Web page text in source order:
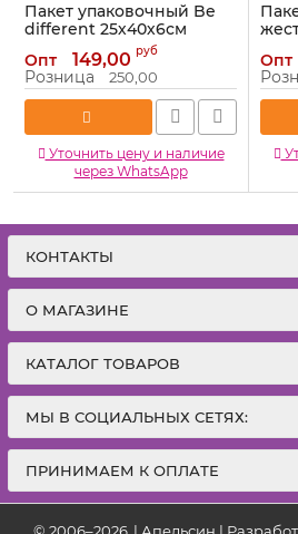
Пакет упаковочный Be
different 25х40х6см
Артикул: 5306612
Опт 149,00 руб
Розница 250,00
Уточнить цену и наличие
через WhatsApp
Опт
КОНТАКТЫ
О МАГАЗИНЕ
КАТАЛОГ ТОВАРОВ
МЫ В СОЦИАЛЬНЫХ СЕТЯХ:
ПРИНИМАЕМ К ОПЛАТЕ